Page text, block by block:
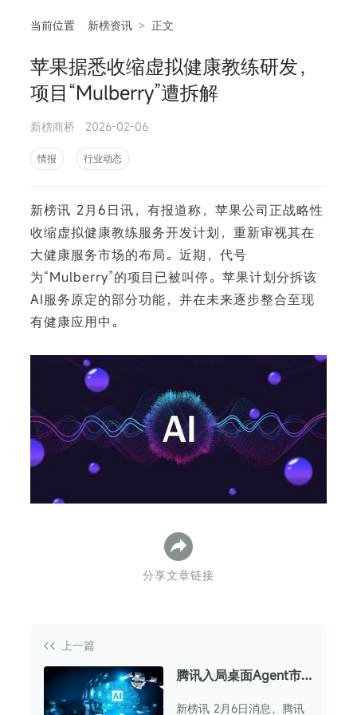
当前位置 新榜资讯 > 正文
苹果据悉收缩虚拟健康教练研发，
项目“Mulberry”遭拆解
新榜商桥 2026-02-06
情报 行业动态
新榜讯 2月6日讯，有报道称，苹果公司正战略性
收缩虚拟健康教练服务开发计划，重新审视其在
大健康服务市场的布局。近期，代号
为“Mulberry”的项目已被叫停。苹果计划分拆该
AI服务原定的部分功能，并在未来逐步整合至现
有健康应用中。
分享文章链接
上一篇
腾讯入局桌面Agent市
动内测
新榜讯 2月6日消息，腾讯